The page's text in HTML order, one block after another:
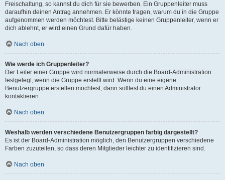
Freischaltung, so kannst du dich für sie bewerben. Ein Gruppenleiter muss
daraufhin deinen Antrag annehmen. Er könnte fragen, warum du in die Gruppe
aufgenommen werden möchtest. Bitte belästige keinen Gruppenleiter, wenn er
dich ablehnt, er wird einen Grund dafür haben.
Nach oben
Wie werde ich Gruppenleiter?
Der Leiter einer Gruppe wird normalerweise durch die Board-Administration
festgelegt, wenn die Gruppe erstellt wird. Wenn du eine eigene
Benutzergruppe erstellen möchtest, dann solltest du einen Administrator
kontaktieren.
Nach oben
Weshalb werden verschiedene Benutzergruppen farbig dargestellt?
Es ist der Board-Administration möglich, den Benutzergruppen verschiedene
Farben zuzuteilen, so dass deren Mitglieder leichter zu identifizieren sind.
Nach oben